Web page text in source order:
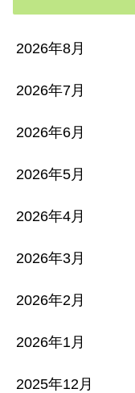
2026年8月
2026年7月
2026年6月
2026年5月
2026年4月
2026年3月
2026年2月
2026年1月
2025年12月